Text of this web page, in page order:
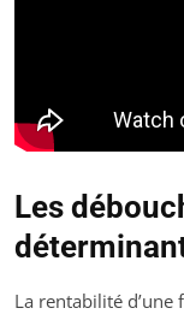
Les
La rentabilité